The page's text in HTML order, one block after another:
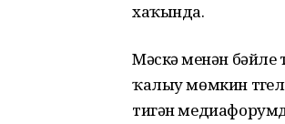
хаҡында.
Мәскәү менән
ҡалыу мөмкин
тигән